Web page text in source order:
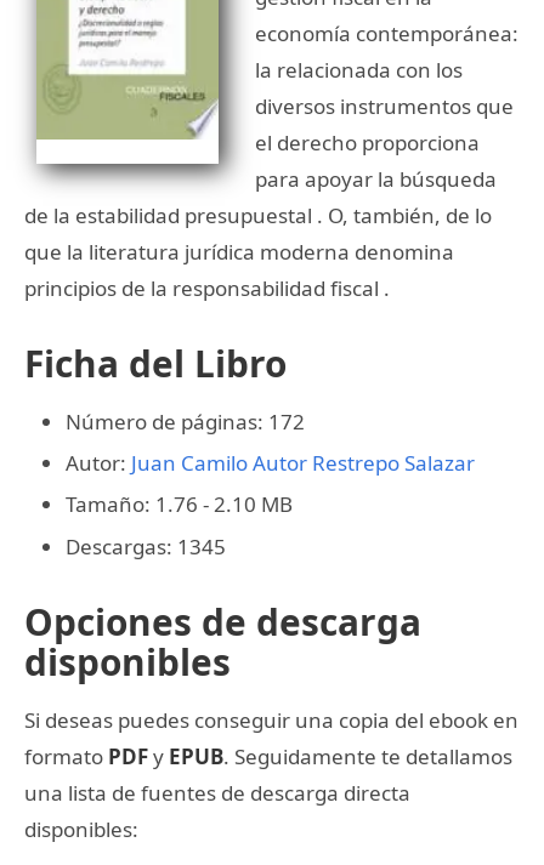
economía contemporánea:
la relacionada con los
diversos instrumentos que
el derecho proporciona
para apoyar la búsqueda
de la estabilidad presupuestal . O, también, de lo
que la literatura jurídica moderna denomina
principios de la responsabilidad fiscal .
Ficha del Libro
Número de páginas: 172
Autor: Juan Camilo Autor Restrepo Salazar
Tamaño: 1.76 - 2.10 MB
Descargas: 1345
Opciones de descarga
disponibles
Si deseas puedes conseguir una copia del ebook en
formato PDFy EPUB. Seguidamente te detallamos
una lista de fuentes de descarga directa
disponibles: